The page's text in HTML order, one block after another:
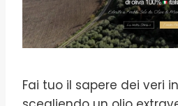
Fai tuo il sapere dei veri